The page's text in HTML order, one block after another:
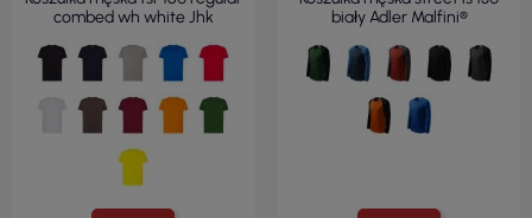
combed wh white Jhk
biały Adler Malfini®